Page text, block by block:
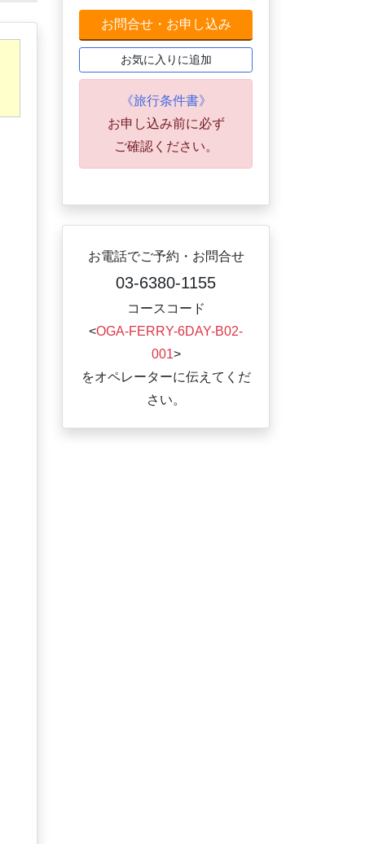
お問合せ・お申し込み
お気に入りに追加
《旅行条件書》
お申し込み前に必ず
ご確認ください。
お電話でご予約・お問合せ
03-6380-1155
コースコード
<OGA-FERRY-6DAY-B02-
001>
をオペレーターに伝えてくだ
さい。